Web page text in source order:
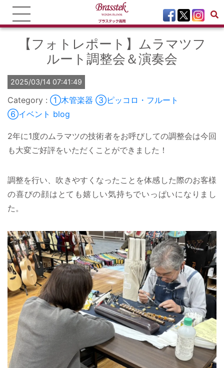
【フォトレポート】ムラマツフ
ルート調整会＆演奏会
2025/03/14 07:41:49
①木管楽器 ③ピッコロ・フルート
⑥イベント blog
2年に1度のムラマツの技術者をお呼びしての調整会は今回
も大変ご好評をいただくことができました！
調整を行い、吹きやすくなったことを体感した際のお客様
の喜びの顔はとても嬉しい気持ちでいっぱいになりまし
た。